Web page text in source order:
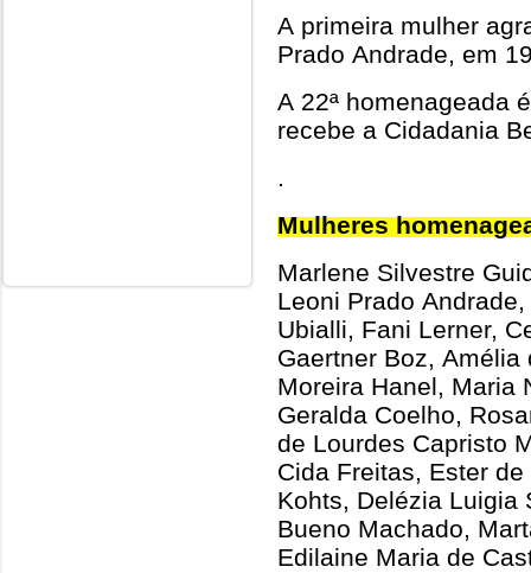
A primeira mulher
Prado Andrade, em
A 22ª homenageada
recebe a Cidadania
.
Mulheres
Marlene Silvestre
Leoni Prado
Ubialli, Fani Lerner,
Gaertner Boz,
Moreira Hanel, Maria
Geralda Coelho,
de Lourdes Capristo
Cida Freitas, Ester
Kohts, Delézia Luigia
Bueno Machado,
Edilaine Maria de